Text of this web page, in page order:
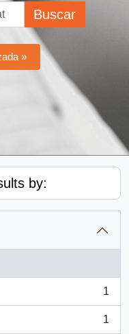
Buscar
»
by:
1
1